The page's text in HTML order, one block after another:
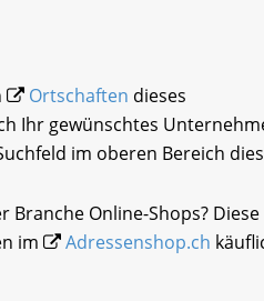
Ortschaften dieses
Ihr gewünschtes
im oberen Bereich
Branche Online-Shops? Diese
im
Adressenshop.ch